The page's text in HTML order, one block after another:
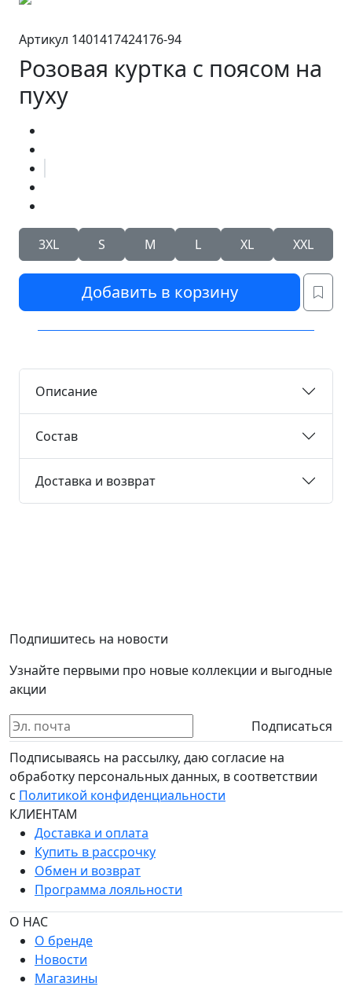
Артикул 1401417424176-94
Розовая куртка с поясом на
пуху
3XL S M L XL XXL
Добавить в корзину
Описание
Состав
Доставка и возврат
Подпишитесь на новости
Узнайте первыми про новые коллекции и выгодные
акции
Подписаться
Подписываясь на рассылку, даю согласие на
обработку персональных данных, в соответствии
с Политикой конфиденциальности
КЛИЕНТАМ
Доставка и оплата
Купить в рассрочку
Обмен и возврат
Программа лояльности
О НАС
О бренде
Новости
Магазины